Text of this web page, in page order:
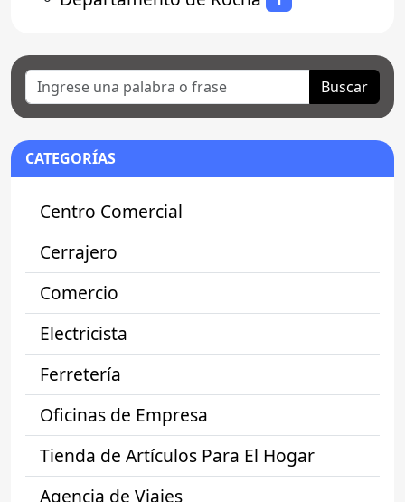
Buscar
CATEGORÍAS
Centro Comercial
Cerrajero
Comercio
Electricista
Ferretería
Oficinas de Empresa
Tienda de Artículos Para El Hogar
Agencia de Viajes